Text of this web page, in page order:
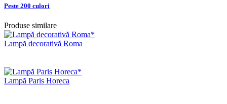
Peste 200 culori
Produse similare
Lampă decorativă Roma
Lampă Paris Horeca